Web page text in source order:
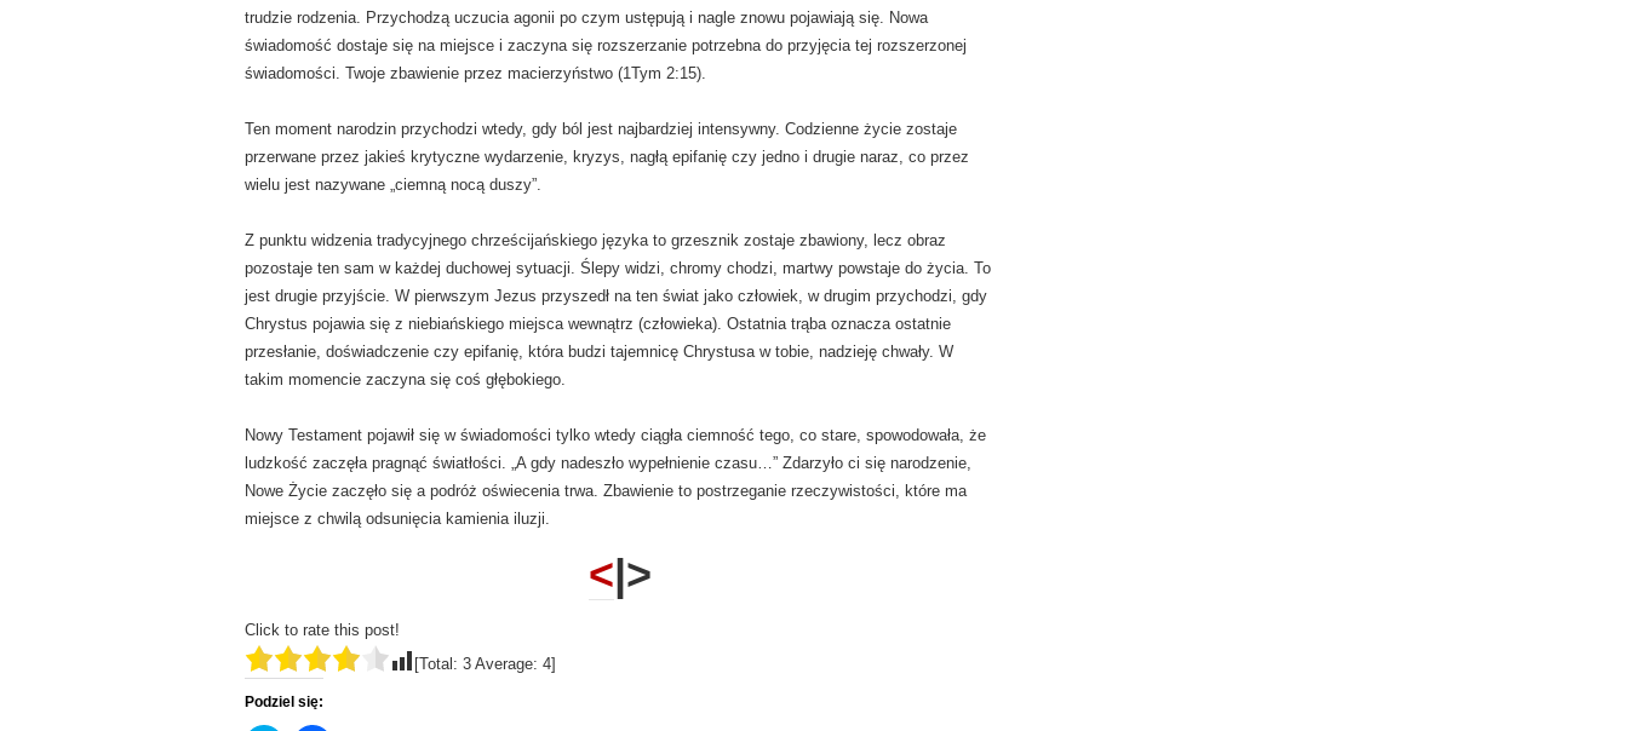
trudzie rodzenia. Przychodzą uczucia agonii po czym ustępują i nagle znowu pojawiają się. Nowa
świadomość dostaje się na miejsce i zaczyna się rozszerzanie potrzebna do przyjęcia tej rozszerzonej
świadomości. Twoje zbawienie przez macierzyństwo (1Tym 2:15).
Ten moment narodzin przychodzi wtedy, gdy ból jest najbardziej intensywny. Codzienne życie zostaje
przerwane przez jakieś krytyczne wydarzenie, kryzys, nagłą epifanię czy jedno i drugie naraz, co przez
wielu jest nazywane „ciemną nocą duszy”.
Z punktu widzenia tradycyjnego chrześcijańskiego języka to grzesznik zostaje zbawiony, lecz obraz
pozostaje ten sam w każdej duchowej sytuacji. Ślepy widzi, chromy chodzi, martwy powstaje do życia. To
jest drugie przyjście. W pierwszym Jezus przyszedł na ten świat jako człowiek, w drugim przychodzi, gdy
Chrystus pojawia się z niebiańskiego miejsca wewnątrz (człowieka). Ostatnia trąba oznacza ostatnie
przesłanie, doświadczenie czy epifanię, która budzi tajemnicę Chrystusa w tobie, nadzieję chwały. W
takim momencie zaczyna się coś głębokiego.
Nowy Testament pojawił się w świadomości tylko wtedy ciągła ciemność tego, co stare, spowodowała, że
ludzkość zaczęła pragnąć światłości. „A gdy nadeszło wypełnienie czasu…” Zdarzyło ci się narodzenie,
Nowe Życie zaczęło się a podróż oświecenia trwa. Zbawienie to postrzeganie rzeczywistości, które ma
miejsce z chwilą odsunięcia kamienia iluzji.
<|>
Click to rate this post!
[Total: 3 Average: 4]
Podziel się: